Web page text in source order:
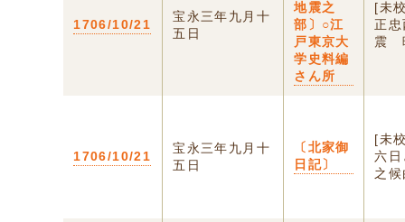
1706/10/21
宝永三年九月十
五日
地震之
部〕○江
戸東京大
学史料編
さん所
[未
正忠
震
1706/10/21
宝永三年九月十
五日
〔北家御
日記〕
[未
六日
之